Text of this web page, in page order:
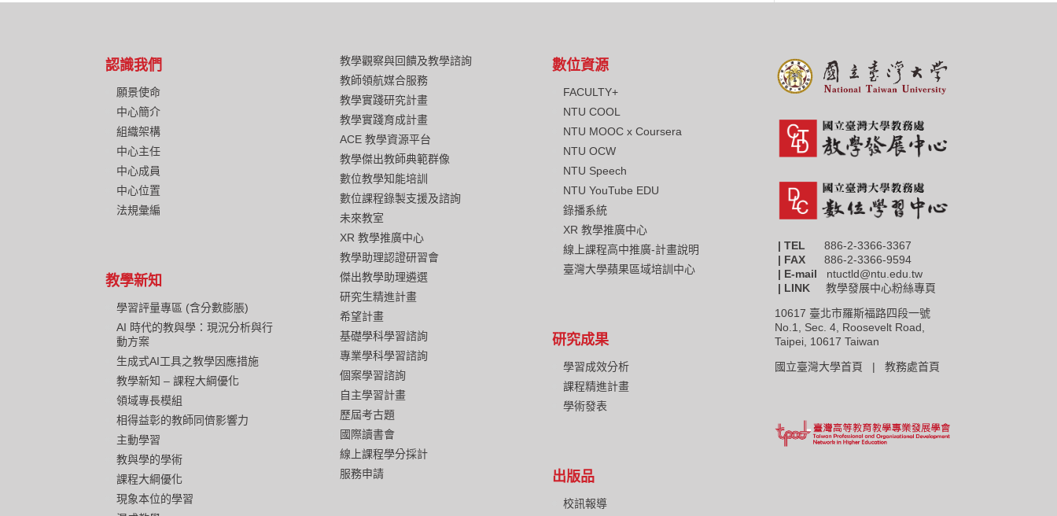
認識我們
願景使命
中心簡介
組織架構
中心主任
中心成員
中心位置
法規彙編
教學新知
學習評量專區 (含分數膨脹)
AI 時代的教與學：現況分析與行
動方案
生成式AI工具之教學因應措施
教學新知 – 課程大綱優化
領域專長模組
相得益彰的教師同儕影響力
主動學習
教與學的學術
課程大綱優化
現象本位的學習
教學觀察與回饋及教學諮詢
教師領航媒合服務
教學實踐研究計畫
教學實踐育成計畫
ACE 教學資源平台
教學傑出教師典範群像
數位教學知能培訓
數位課程錄製支援及諮詢
未來教室
XR 教學推廣中心
教學助理認證研習會
傑出教學助理遴選
研究生精進計畫
希望計畫
基礎學科學習諮詢
專業學科學習諮詢
個案學習諮詢
自主學習計畫
歷屆考古題
國際讀書會
線上課程學分採計
服務申請
數位資源
FACULTY+
NTU COOL
NTU MOOC x Coursera
NTU OCW
NTU Speech
NTU YouTube EDU
錄播系統
XR 教學推廣中心
線上課程高中推廣-計畫說明
臺灣大學蘋果區域培訓中心
研究成果
學習成效分析
課程精進計畫
學術發表
出版品
校訊報導
| TEL 886-2-3366-3367
| FAX
886-2-3366-9594
| E-mail ntuctld@ntu.edu.tw
| LINK教學發展中心粉絲專頁
10617 臺北市羅斯福路四段一號
No.1, Sec. 4, Roosevelt Road,
Taipei, 10617 Taiwan
國立臺灣大學首頁 |教務處首頁